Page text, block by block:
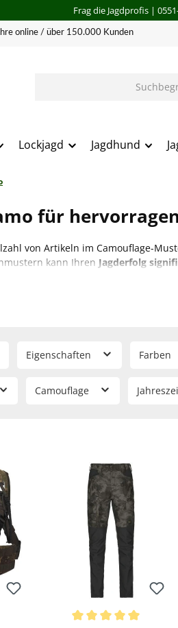
Frag die Jagdprofis|
online / über 150.000 Kunden
Lockjagd Jagdhund
für
von Artikeln im Camouflage-
kann Ihren Jagderfolg
Elch
Tarnung aufkurze Distanzen,
Eigenschaften Farben
Camouflage
Bewerten